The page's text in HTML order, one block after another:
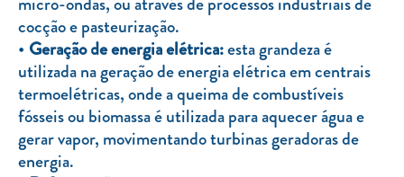
cocção e pasteurização.
Geração de energia elétrica:esta grandeza é
utilizada na geração de energia elétrica em centrais
termoelétricas, onde a queima de combustíveis
fósseis ou biomassa é utilizada para aquecer água e
gerar vapor, movimentando turbinas geradoras de
energia.